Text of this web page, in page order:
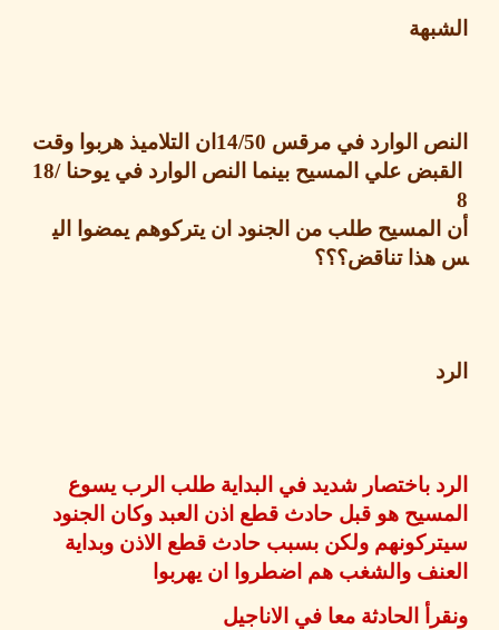
الوارد في مرقس14/50ان التلاميذ هربوا وقت
علي المسيح بينما النص الوارد في يوحنا18/
طلب من الجنود ان يتركوهم يمضوا الي
تناقض؟؟؟
باختصار شديد في البداية طلب الرب يسوع
هو قبل حادث قطع اذن العبد وكان الجنود
ولكن بسبب حادث قطع الاذن وبداية
والشغب هم اضطروا ان يهربوا
الحادثة معا في الاناجيل